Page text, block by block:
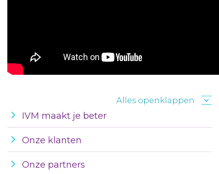
Alles openklappen
IVM maakt je beter
Onze klanten
Onze partners